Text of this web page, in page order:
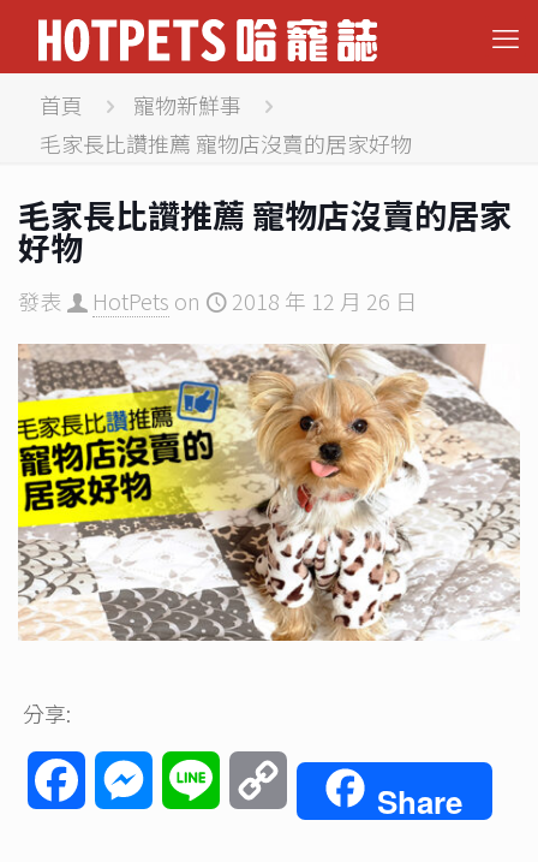
首頁
寵物新鮮事
毛家長比讚推薦 寵物店沒賣的居家好物
毛家長比讚推薦 寵物店沒賣的居家
好物
發表 HotPets on 2018 年 12 月 26 日
分享:
FacebookMessenger
Line
Copy
Share